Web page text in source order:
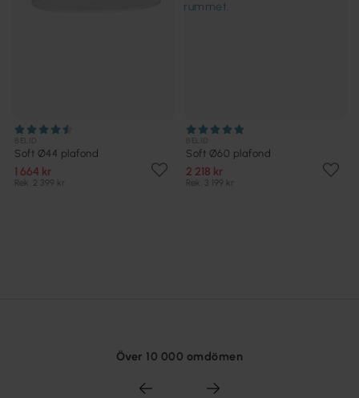
Soft Ø44 plafond
1 664 kr
Rek. 2 399 kr
Soft Ø60 plafond
2 218 kr
Rek. 3 199 kr
Över 10 000 omdömen